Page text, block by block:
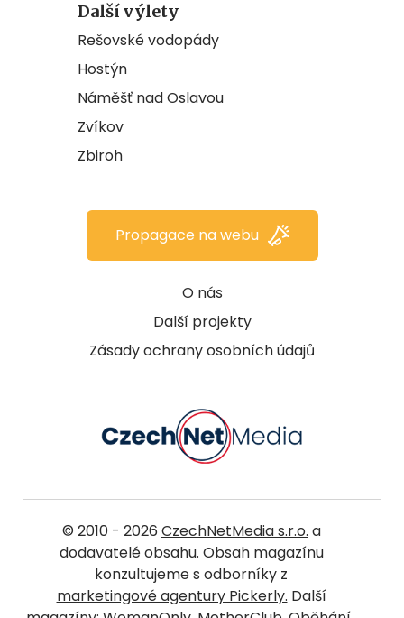
Další výlety
Rešovské vodopády
Hostýn
Náměšť nad Oslavou
Zvíkov
Zbiroh
O nás
Další projekty
Zásady ochrany osobních údajů
Propagace na webu
© 2010 - 2026 CzechNetMedia s.r.o. a
dodavatelé obsahu. Obsah magazínu
konzultujeme s odborníky z
marketingové agentury Pickerly. Další